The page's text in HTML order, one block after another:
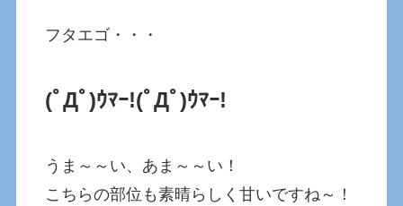
フタエゴ・・・
(ﾟДﾟ)ｳﾏｰ!(ﾟДﾟ)ｳﾏｰ!
うま～～い、あま～～い！
こちらの部位も素晴らしく甘いですね～！